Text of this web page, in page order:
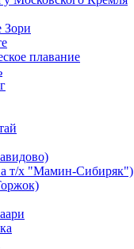
Зори
плавание
т/х "Мамин-Сибиряк")